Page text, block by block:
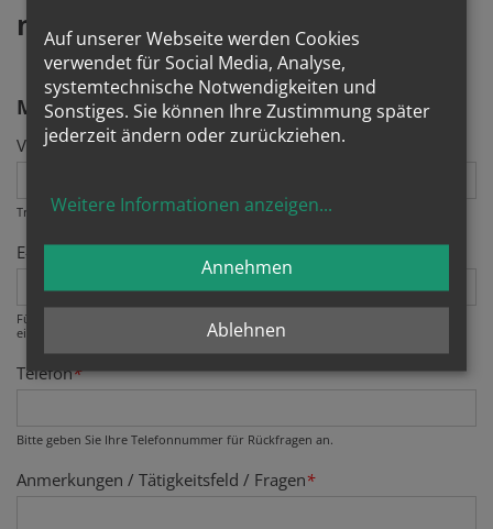
mit machen - Rückmeldeformular
MESNERDIENST
Vor- und Zuname*
Tragen Sie bitte hier Ihren Vor- und Familiennamen ein.
E-Mail*
Fügen Sie bitte Ihre E-Mail Adresse als vornehmlichen Kommunikationskanal
ein.
Telefon*
Bitte geben Sie Ihre Telefonnummer für Rückfragen an.
Anmerkungen / Tätigkeitsfeld / Fragen*
Auf unserer Webseite werden Cookies
verwendet für Social Media, Analyse,
systemtechnische Notwendigkeiten und
Sonstiges. Sie können Ihre Zustimmung später
jederzeit ändern oder zurückziehen.
Weitere Informationen anzeigen...
Ablehnen
Annehmen